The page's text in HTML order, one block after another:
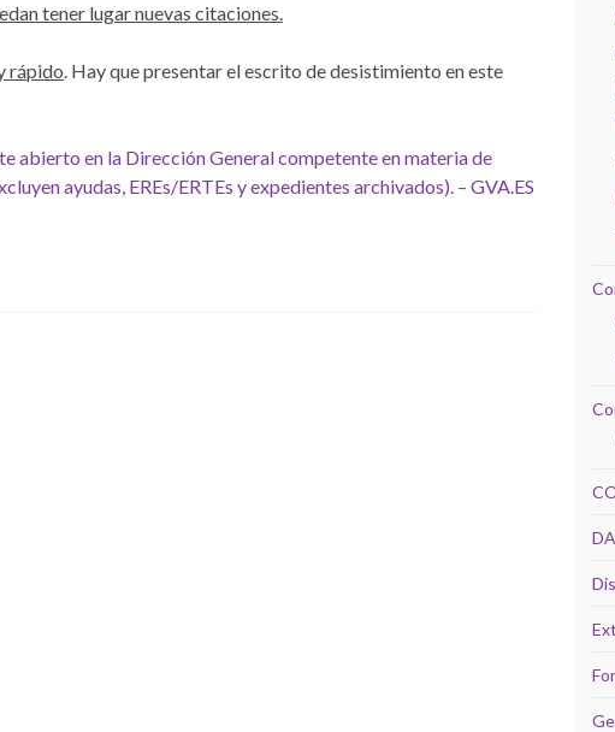
tener lugar nuevas citaciones.
rápido. Hay que presentar el escrito de desistimiento en este
abierto en la Dirección General competente en materia de
ayudas, EREs/ERTEs y expedientes archivados). – GVA.ES